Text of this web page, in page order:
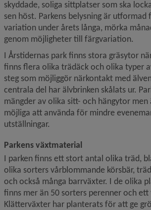
skyddade, soliga sittplatser som ska
sen höst. Parkens belysning är utformad
variation under årets långa, mörka
genom möjligheter till färgvariation.
I Årstidernas park finns stora gräsytor
finns flera olika trädäck och olika typer
steg som möjliggör närkontakt med
centrala del har älvbrinken skålats ur.
mängder av olika sitt- och hängytor
möjliga att använda för mindre
utställningar.
Parkens växtmaterial
I parken finns ett stort antal olika träd,
olika sorters vårblommande körsbär,
och också många barrväxter. I de olika
finns mer än 50 sorters perenner och
Klätter­växter har planterats för att ge